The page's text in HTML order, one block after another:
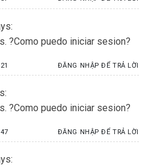
?Como puedo iniciar sesion?
ĐĂNG NHẬP ĐỂ TRẢ LỜI
?Como puedo iniciar sesion?
ĐĂNG NHẬP ĐỂ TRẢ LỜI